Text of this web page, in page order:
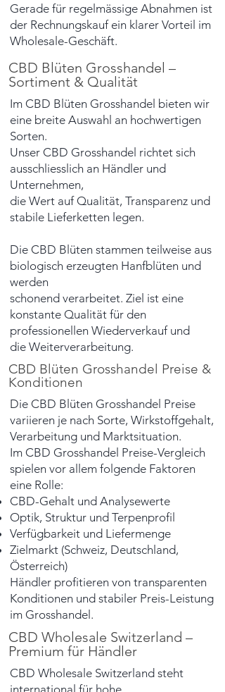
Gerade für regelmässige Abnahmen ist
der Rechnungskauf ein klarer Vorteil im
Wholesale-Geschäft.
CBD Blüten Grosshandel –
Sortiment & Qualität
Im CBD Blüten Grosshandel bieten wir
eine breite Auswahl an hochwertigen
Sorten.
Unser CBD Grosshandel richtet sich
ausschliesslich an Händler und
Unternehmen,
die Wert auf Qualität, Transparenz und
stabile Lieferketten legen.
Die CBD Blüten stammen teilweise aus
biologisch erzeugten Hanfblüten und
werden
schonend verarbeitet. Ziel ist eine
konstante Qualität für den
professionellen Wiederverkauf und
die Weiterverarbeitung.
CBD Blüten Grosshandel Preise &
Konditionen
Die CBD Blüten Grosshandel Preise
variieren je nach Sorte, Wirkstoffgehalt,
Verarbeitung und Marktsituation.
Im CBD Grosshandel Preise-Vergleich
spielen vor allem folgende Faktoren
eine Rolle:
CBD-Gehalt und Analysewerte
Optik, Struktur und Terpenprofil
Verfügbarkeit und Liefermenge
Zielmarkt (Schweiz, Deutschland,
Österreich)
Händler profitieren von transparenten
Konditionen und stabiler Preis-Leistung
im Grosshandel.
CBD Wholesale Switzerland –
Premium für Händler
CBD Wholesale Switzerland steht
international für hohe